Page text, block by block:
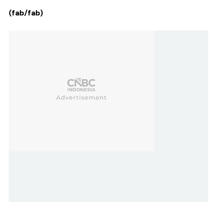
(fab/fab)